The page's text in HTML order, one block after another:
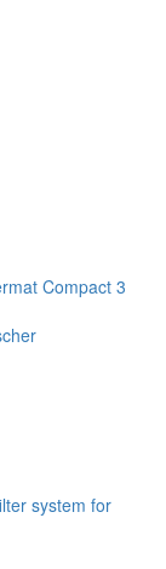
Compact 3
system for